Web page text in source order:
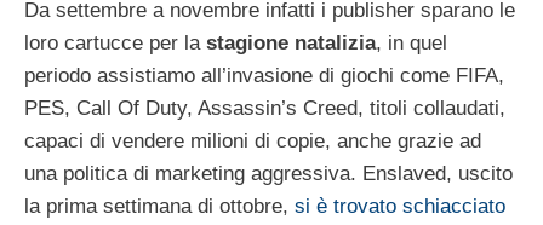
Da settembre a novembre infatti i publisher sparano le
loro cartucce per la stagione natalizia, in quel
periodo assistiamo all’invasione di giochi come FIFA,
PES, Call Of Duty, Assassin’s Creed, titoli collaudati,
capaci di vendere milioni di copie, anche grazie ad
una politica di marketing aggressiva. Enslaved, uscito
la prima settimana di ottobre, si è trovato schiacciato